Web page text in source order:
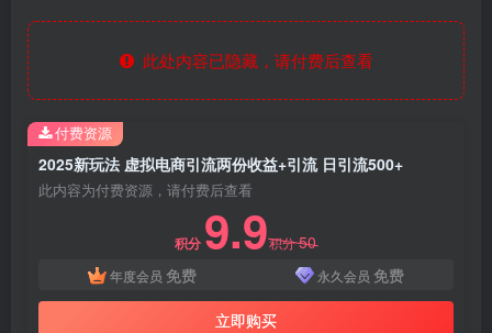
此处内容已隐藏，请付费后查看
2025新玩法 虚拟电商引流两份收益+引流 日引流500+
此内容为付费资源，请付费后查看
积分 9.9积分50
年度会员 免费 永久会员 免费
立即购买
付费资源